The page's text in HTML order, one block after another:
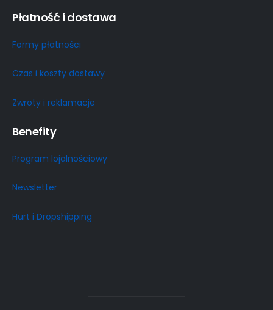
Płatność i dostawa
Formy płatności
Czas i koszty dostawy
Zwroty i reklamacje
Benefity
Program lojalnościowy
Newsletter
Hurt i Dropshipping